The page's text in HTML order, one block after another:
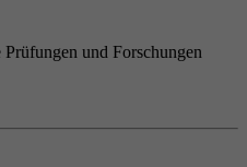
und Forschungen